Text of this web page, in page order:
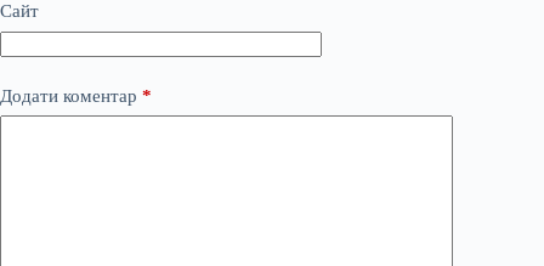
Сайт
Додати коментар *